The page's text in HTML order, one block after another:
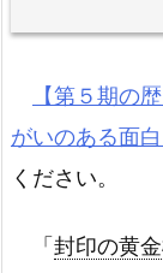
【第５期の
がいのある面白
ください。
「 封印の黄